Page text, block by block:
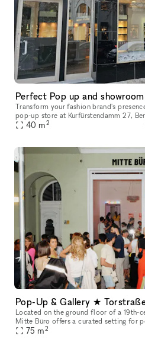
Perfect Pop up and
Transform your fashion brand's
pop-up store at Kurfürstendamm 27,
40 m2
Pop-Up & Gallery ★
Located on the ground floor of a 19th-
Mitte Büro offers a curated setting for
presentations, salons, talks, shoots,
75 m2